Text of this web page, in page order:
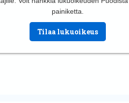
painiketta.
Tilaa lukuoikeus